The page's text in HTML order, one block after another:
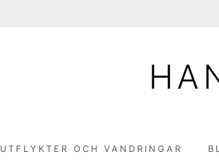
UTFLYKTER OCH VANDRINGAR